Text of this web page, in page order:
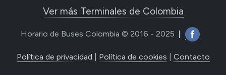
Ver más Terminales de Colombia
Horario de Buses Colombia © 2016 - 2025
Política de privacidad Política de cookies Contacto